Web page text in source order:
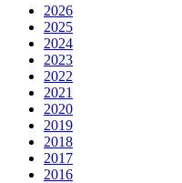
2026
2025
2024
2023
2022
2021
2020
2019
2018
2017
2016